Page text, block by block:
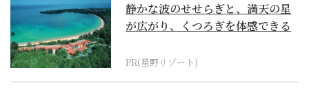
静かな波のせせらぎと、満天の星
が広がり、くつろぎを体感できる
PR(星野リゾート)